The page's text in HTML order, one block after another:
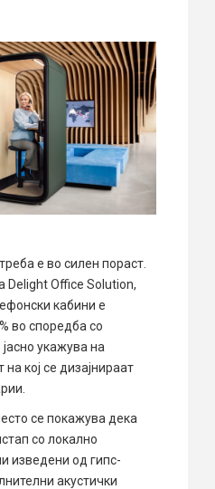
е во силен пораст.
Delight Office Solution,
кабини е
во споредба со
укажува на
кој се дизајнираат
се покажува дека
со локално
изведени од гипс-
акустички